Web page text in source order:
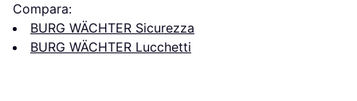
Compara:
BURG WÄCHTER Sicurezza
BURG WÄCHTER Lucchetti